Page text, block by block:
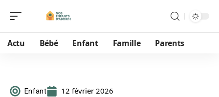
Actu Bébé Enfant Famille Parents
Enfant 12 février 2026